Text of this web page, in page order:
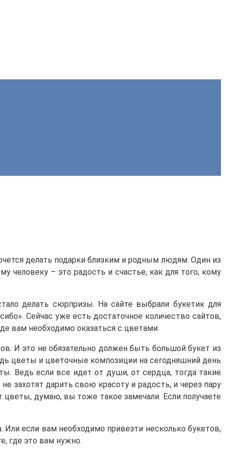
делать подарки близким и родным людям. Один из
человеку – это радость и счастье, как для того, кому
делать сюрпризы. На сайте выбрали букетик для
Сейчас уже есть достаточное количество сайтов,
вам необходимо оказаться с цветами.
И это не обязательно должен быть большой букет из
цветы и цветочные композиции на сегодняшний день
Ведь если все идет от души, от сердца, тогда такие
захотят дарить свою красоту и радость, и через пару
думаю, вы тоже такое замечали. Если получаете
если вам необходимо привезти несколько букетов,
где это вам нужно.